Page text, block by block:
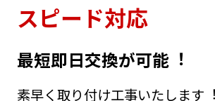
スピード対応
最短即⽇交換が可能︕
素早く取り付け⼯事いたします